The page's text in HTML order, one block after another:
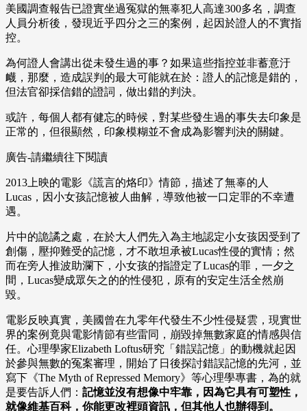
美國調查報告已證實坐過冤獄的無辜犯人高達300多名，調查
人員分析後，發現近乎四分之三的案例，起因於證人的不實指
控。
為何證人會講出從未發生過的事？如果這些指控並非蓄意汙
衊，那麼，造成誤判的最大可能就在於：證人的記憶是錯的，
但法官卻採信錯的證詞，做出錯的判決。
或許，每個人都有健忘的時候，對某些發生過的事失去印象是
正常的，但很顯然，印象模糊並不會成為影響判決的關鍵。
廣告-請繼續往下閱讀
2013上映的電影《謊言的烙印》情節，描述了無辜的人
Lucas，因小女孩記憶被人曲解，導致他被一口定罪的不幸遭
遇。
片中的詭譎之處，在於大人們先入為主地認定小女孩因受到了
創傷，壓抑難受的記憶，才不敢坦承被Lucas性侵的實情；然
而在旁人推波助瀾下，小女孩的指證定了Lucas的罪，一夕之
間，Lucas變成眾矢之的的性侵犯，原有的安定生活全然崩
毀。
電影反映真實，美國曾在九零年代發生不少性侵疑雲，現實世
界的案例竟與電影情節有些雷同，崩毀掉無數家庭的情感與信
任。心理學家Elizabeth Loftus研究「錯誤記憶」的動機就起因
於參與無數的冤案審理，開始了日後探討錯誤記憶的先河，並
寫下《The Myth of Repressed Memory》等心理學專書，為的就
是要告訴人們： 記憶並沒有想像中牢靠，因為它具有可塑性，
就像維基百科，你能更改裡頭資訊，但其他人也辦得到。